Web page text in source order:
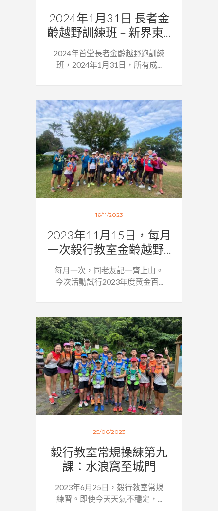
2024年1月31日 長者金
齡越野訓練班 – 新界東...
2024年首堂長者金齡越野跑訓練
班，2024年1月31日，所有成...
16/11/2023
2023年11月15日，每月
一次毅行教室金齡越野...
每月一次，同老友記一齊上山。
今次活動試行2023年度黃金百...
25/06/2023
毅行教室常規操練第九
課：水浪窩至城門
2023年6月25日，毅行教室常規
練習。即使今天天氣不穩定，...